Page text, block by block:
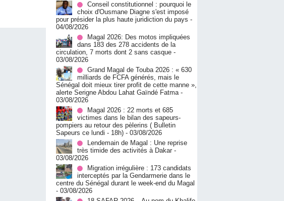
Conseil constitutionnel : pourquoi le
choix d'Ousmane Diagne s'est imposé
pour présider la plus haute juridiction du pays -
04/08/2026
Magal 2026: Des motos impliquées
dans 183 des 278 accidents de la
circulation, 7 morts dont 2 sans casque -
03/08/2026
Grand Magal de Touba 2026 : « 630
milliards de FCFA générés, mais le
Sénégal doit mieux tirer profit de cette manne »,
alerte Serigne Abdou Lahat Gaïndé Fatma -
03/08/2026
Magal 2026 : 22 morts et 685
victimes dans le bilan des sapeurs-
pompiers au retour des pèlerins ( Bulletin
Sapeurs ce lundi - 18h) - 03/08/2026
Lendemain de Magal : Une reprise
très timide des activités à Dakar -
03/08/2026
Migration irrégulière : 173 candidats
interceptés par la Gendarmerie dans le
centre du Sénégal durant le week-end du Magal
- 03/08/2026